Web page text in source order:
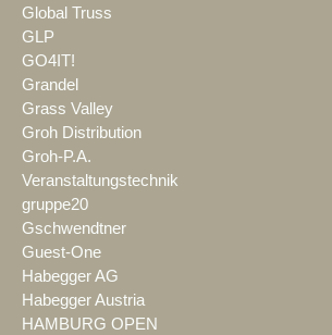
Global Truss
GLP
GO4IT!
Grandel
Grass Valley
Groh Distribution
Groh-P.A.
Veranstaltungstechnik
gruppe20
Gschwendtner
Guest-One
Habegger AG
Habegger Austria
HAMBURG OPEN